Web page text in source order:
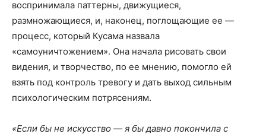
воспринимала паттерны, движущиеся,
размножающиеся, и, наконец, поглощающие ее —
процесс, который Кусама назвала
«самоуничтожением». Она начала рисовать свои
видения, и творчество, по ее мнению, помогло ей
взять под контроль тревогу и дать выход сильным
психологическим потрясениям.
«Если бы не искусство — я бы давно покончила с